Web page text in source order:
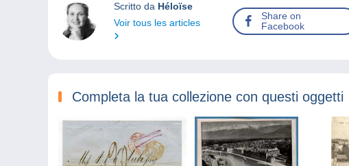
Scritto da Héloïse
Voir tous les articles
Share on
Facebook
Completa la tua collezione con questi oggetti